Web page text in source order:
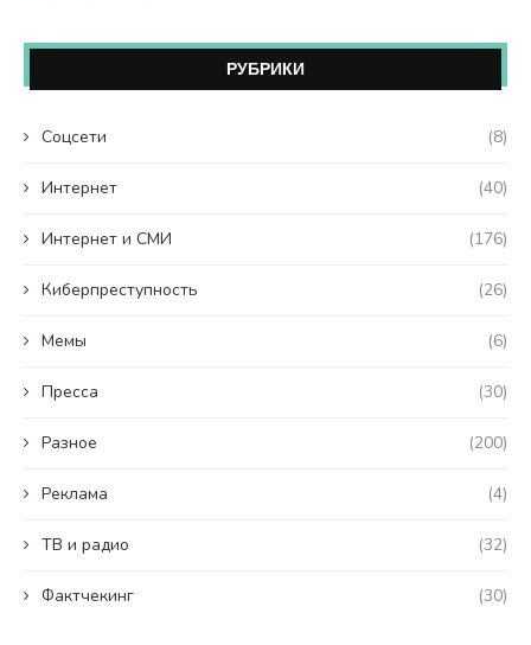
РУБРИКИ
Coцсети (8)
Интернет (40)
Интернет и СМИ (176)
Киберпреступность (26)
Мемы (6)
Пресса (30)
Разное (200)
Реклама (4)
ТВ и радио (32)
Фактчекинг (30)